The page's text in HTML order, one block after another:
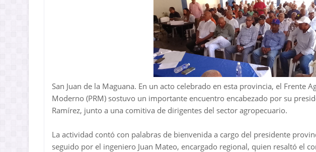
San Juan de la Maguana. En un acto celebrado en esta provincia, el Frente
Moderno (PRM) sostuvo un importante encuentro encabezado por su
Ramírez, junto a una comitiva de dirigentes del sector agropecuario.
La actividad contó con palabras de bienvenida a cargo del presidente
seguido por el ingeniero Juan Mateo, encargado regional, quien resaltó el